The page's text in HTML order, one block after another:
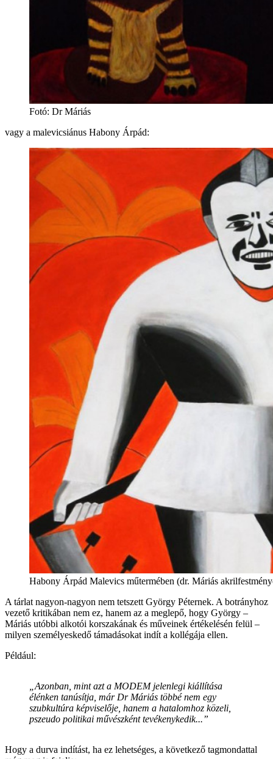
Fotó: Dr Máriás
vagy a malevicsiánus Habony Árpád:
Habony Árpád Malevics műtermében (dr. Máriás
A tárlat nagyon-nagyon nem tetszett György Péternek. A botrányhoz
vezető kritikában nem ez, hanem az a meglepő, hogy György –
Máriás utóbbi alkotói korszakának és műveinek értékelésén felül –
milyen személyeskedő támadásokat indít a kollégája ellen.
Például:
„Azonban, mint azt a MODEM jelenlegi kiállítása
élénken tanúsítja, már Dr Máriás többé nem egy
szubkultúra képviselője, hanem a hatalomhoz közeli,
pszeudo politikai művészként tevékenykedik...”
Hogy a durva indítást, ha ez lehetséges, a következő tagmondattal